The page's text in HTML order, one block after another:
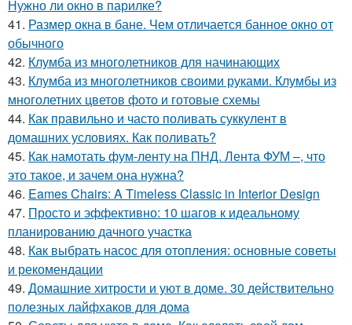
Нужно ли окно в парилке?
41. Размер окна в бане. Чем отличается банное окно от
обычного
42. Клумба из многолетников для начинающих
43. Клумба из многолетников своими руками. Клумбы из
многолетних цветов фото и готовые схемы
44. Как правильно и часто поливать суккулент в
домашних условиях. Как поливать?
45. Как намотать фум-ленту на ПНД. Лента ФУМ –, что
это такое, и зачем она нужна?
46. Eames Chairs: A Timeless Classic in Interior Design
47. Просто и эффективно: 10 шагов к идеальному
планированию дачного участка
48. Как выбрать насос для отопления: основные советы
и рекомендации
49. Домашние хитрости и уют в доме. 30 действительно
полезных лайфхаков для дома